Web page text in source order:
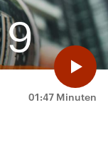
01:47 Minuten